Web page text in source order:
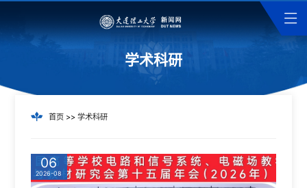
学术科研
首页>> 学术科研
06
2026-08